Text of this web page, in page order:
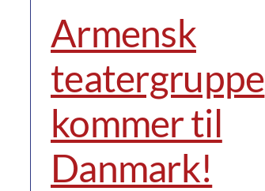
Armensk
teatergruppe
kommer til
Danmark!